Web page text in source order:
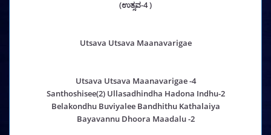
(ಉತ್ಸವ-4 )
Utsava Utsava Maanavarigae
Utsava Utsava Maanavarigae -4
Santhoshisee(2) Ullasadhindha Hadona Indhu-2
Belakondhu Buviyalee Bandhithu Kathalaiya
Bayavannu Dhoora Maadalu -2